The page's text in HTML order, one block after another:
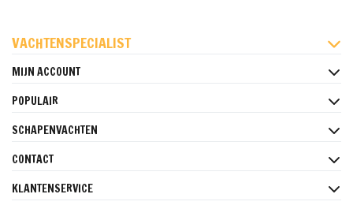
VACHTENSPECIALIST
MIJN ACCOUNT
POPULAIR
SCHAPENVACHTEN
CONTACT
KLANTENSERVICE